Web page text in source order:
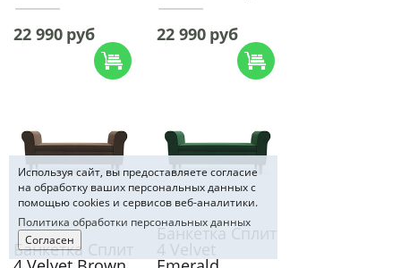
22 990 руб 22 990 руб
Банкетка Сплит
Банкетка Сплит
4 Velvet
Используя сайт, вы предоставляете согласие
на обработку ваших персональных данных с
помощью cookies и сервисов веб-аналитики.
Политика обработки персональных данных
Согласен